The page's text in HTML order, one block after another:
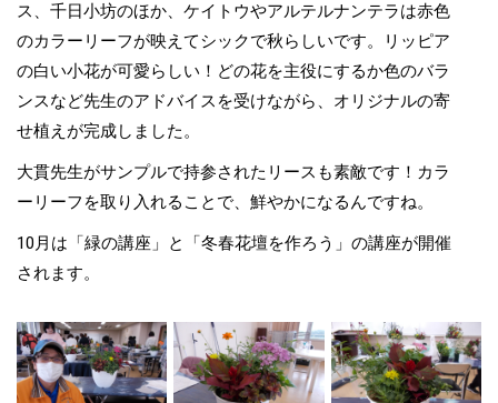
ス、千日小坊のほか、ケイトウやアルテルナンテラは赤色
のカラーリーフが映えてシックで秋らしいです。リッピア
の白い小花が可愛らしい！どの花を主役にするか色のバラ
ンスなど先生のアドバイスを受けながら、オリジナルの寄
せ植えが完成しました。
大貫先生がサンプルで持参されたリースも素敵です！カラ
ーリーフを取り入れることで、鮮やかになるんですね。
10月は「緑の講座」と「冬春花壇を作ろう」の講座が開催
されます。